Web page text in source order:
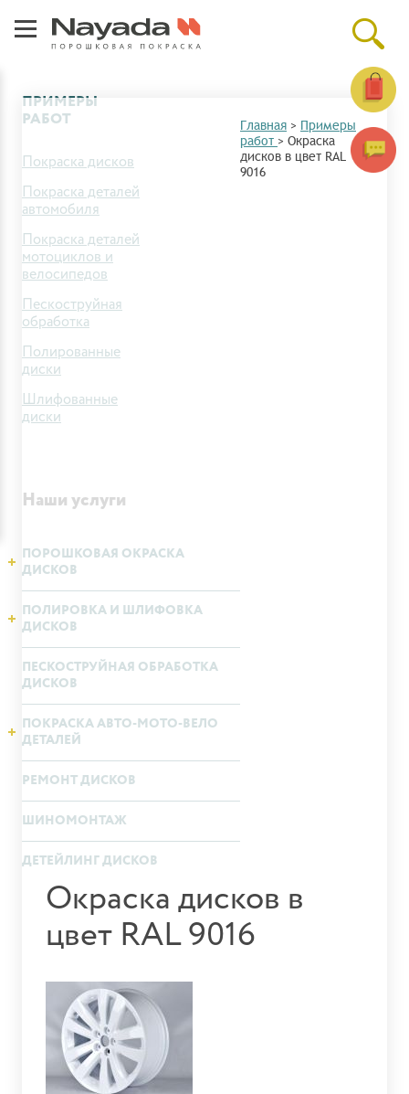
ПРИМЕРЫ
РАБОТ
Покраска дисков
Покраска деталей
автомобиля
Покраска деталей
мотоциклов и
велосипедов
Пескоструйная
обработка
Полированные
диски
Шлифованные
диски
Наши услуги
ПОРОШКОВАЯ ОКРАСКА
ДИСКОВ
ПОЛИРОВКА И ШЛИФОВКА
ДИСКОВ
ПЕСКОСТРУЙНАЯ ОБРАБОТКА
ДИСКОВ
ПОКРАСКА АВТО-МОТО-ВЕЛО
ДЕТАЛЕЙ
РЕМОНТ ДИСКОВ
ШИНОМОНТАЖ
ДЕТЕЙЛИНГ ДИСКОВ
Главная > Примеры
работ > Окраска
дисков в цвет RAL
9016
Окраска дисков в
цвет RAL 9016